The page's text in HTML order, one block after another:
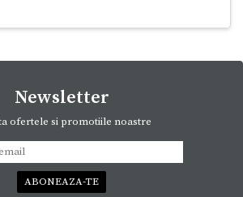
Newsletter
ofertele si promotiile noastre